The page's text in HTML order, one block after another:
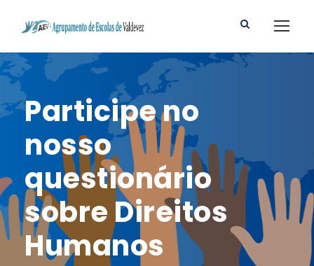
Participe no
nosso
questionário
sobre Direitos
Humanos